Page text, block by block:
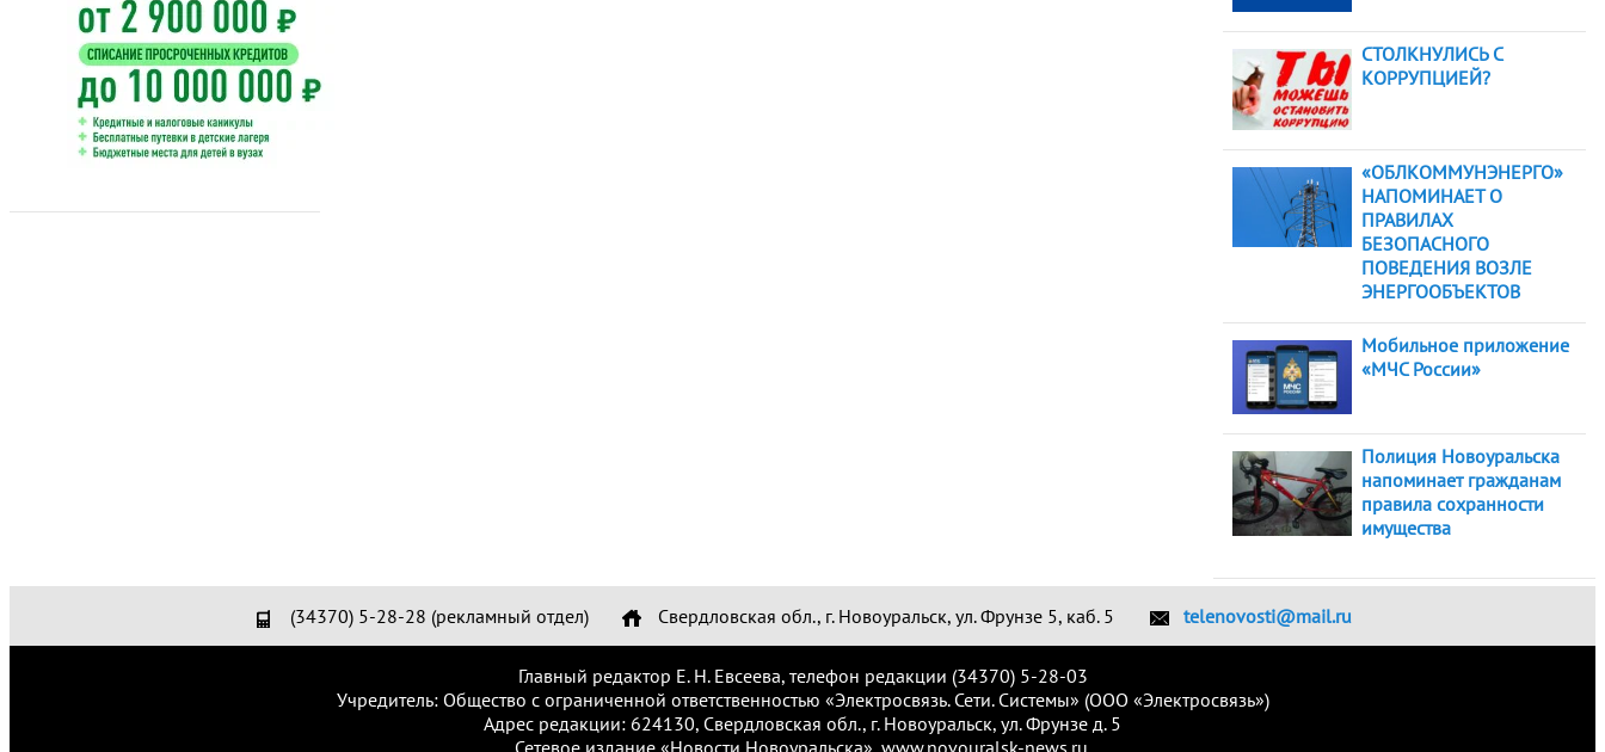
СТОЛКНУЛИСЬ С
КОРРУПЦИЕЙ?
«ОБЛКОММУНЭНЕРГО»
НАПОМИНАЕТ О
ПРАВИЛАХ
БЕЗОПАСНОГО
ПОВЕДЕНИЯ ВОЗЛЕ
ЭНЕРГООБЪЕКТОВ
Мобильное приложение
«МЧС России»
Полиция Новоуральска
напоминает гражданам
правила сохранности
имущества
(34370) 5-28-28 (рекламный отдел) Свердловская обл., г. Новоуральск, ул. Фрунзе 5, каб. 5 telenovosti@mail.ru
Главный редактор Е. Н. Евсеева, телефон редакции (34370) 5-28-03
Учредитель: Общество с ограниченной ответственностью «Электросвязь. Сети. Системы» (ООО «Электросвязь»)
Адрес редакции: 624130, Свердловская обл., г. Новоуральск, ул. Фрунзе д. 5